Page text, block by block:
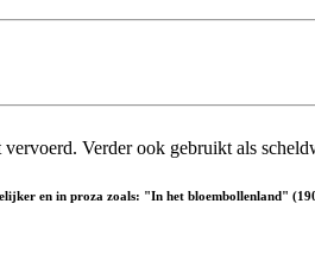
vervoerd. Verder ook gebruikt als
en in proza zoals: "In het bloembollenland"